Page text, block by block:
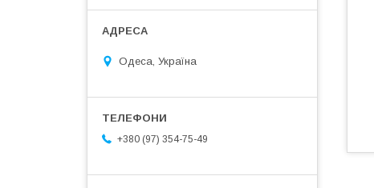
Одеса, Україна
+380 (97) 354-75-49